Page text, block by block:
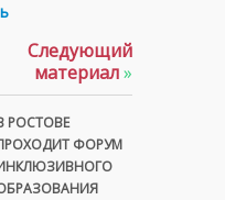
Следующий
материал»
РОСТОВЕ
ФОРУМ